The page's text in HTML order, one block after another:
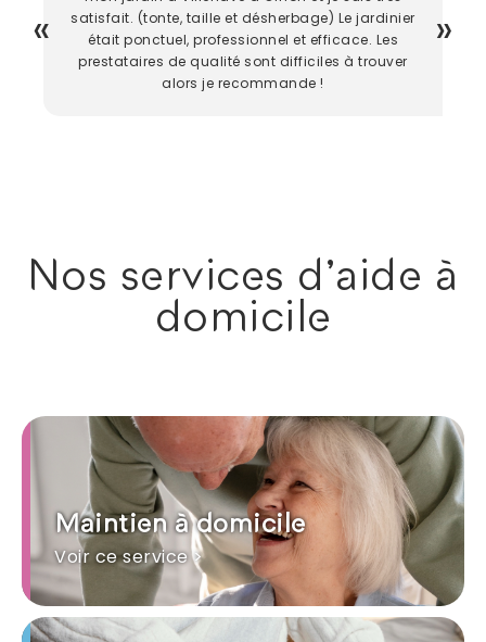
satisfait. (tonte, taille et désherbage) Le jardinier
était ponctuel, professionnel et efficace. Les
prestataires de qualité sont difficiles à trouver
alors je recommande !
Nos services d'aide à
domicile
Maintien à domicile
Voir ce service >